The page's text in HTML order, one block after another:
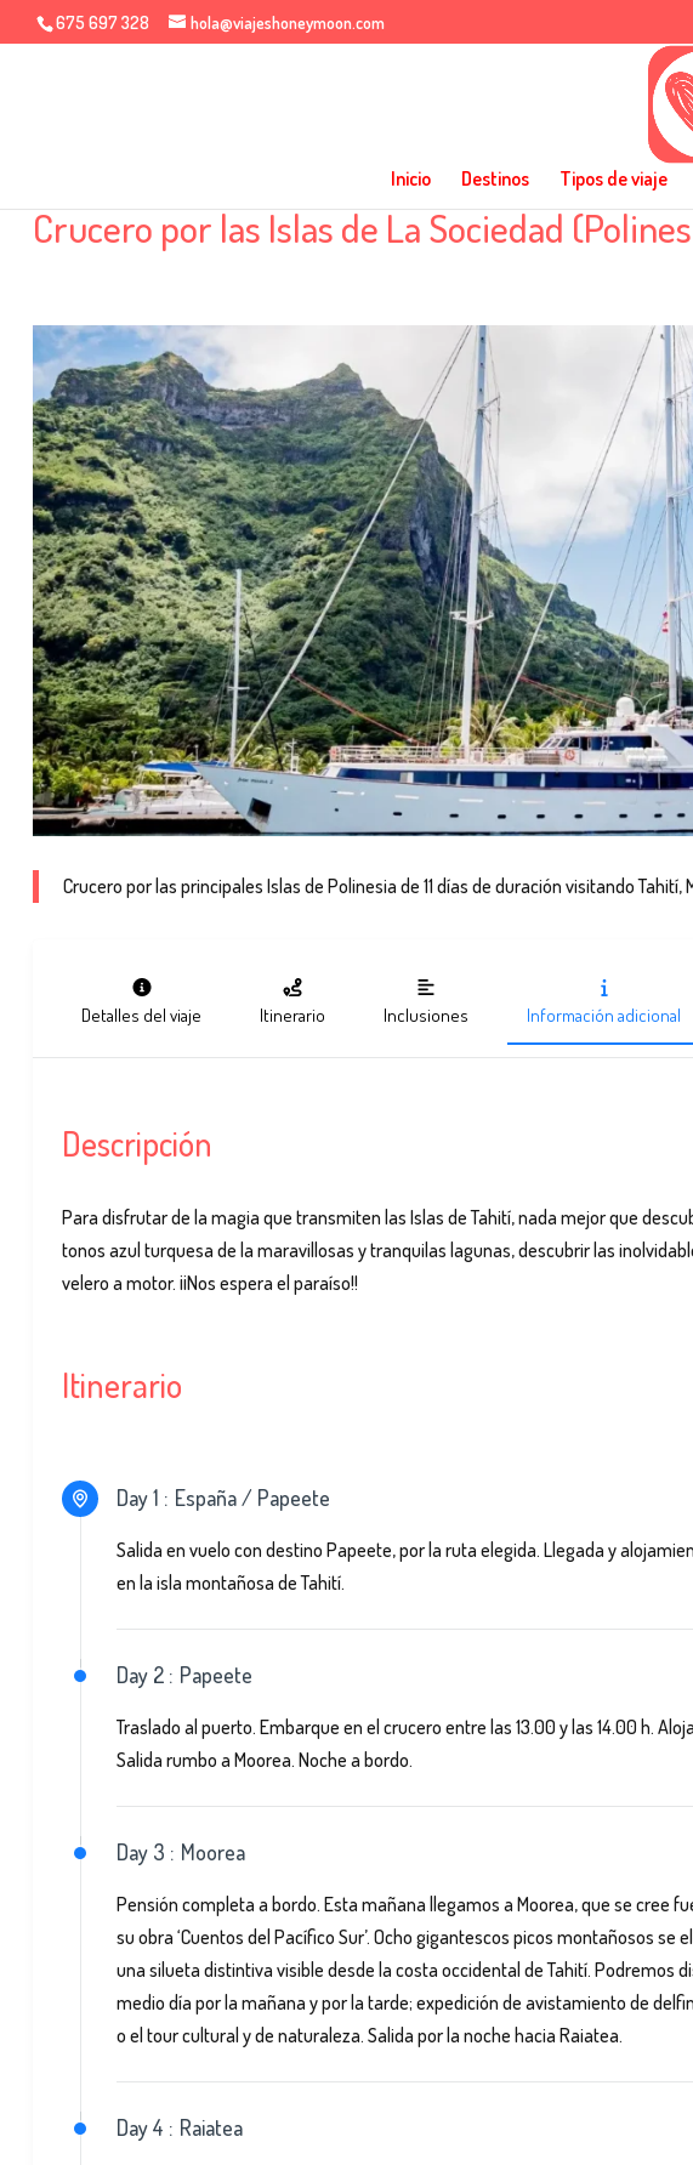
675 697 328 hola@viajeshoneymoon.com
Inicio Destinos Tipos de viaje
Crucero por las Islas de La Sociedad
Crucero por las principales Islas de Polinesia de 11 días de duración visitando Tahití,
Detalles del viaje Itinerario Inclusiones Información adicional
Descripción
Para disfrutar de la magia que transmiten las Islas de Tahití, nada mejor que
tonos azul turquesa de la maravillosas y tranquilas lagunas, descubrir las
velero a motor. ¡¡Nos espera el paraíso!!
Itinerario
Day 1 : España / Papeete
Salida en vuelo con destino Papeete, por la ruta elegida. Llegada y
en la isla montañosa de Tahití.
Day 2 : Papeete
Traslado al puerto. Embarque en el crucero entre las 13.00 y las 14.00 h.
Salida rumbo a Moorea. Noche a bordo.
Day 3 : Moorea
Pensión completa a bordo. Esta mañana llegamos a Moorea, que se cree
su obra ‘Cuentos del Pacífico Sur’. Ocho gigantescos picos montañosos
una silueta distintiva visible desde la costa occidental de Tahití. Podremos
medio día por la mañana y por la tarde; expedición de avistamiento de
o el tour cultural y de naturaleza. Salida por la noche hacia Raiatea.
Day 4 : Raiatea